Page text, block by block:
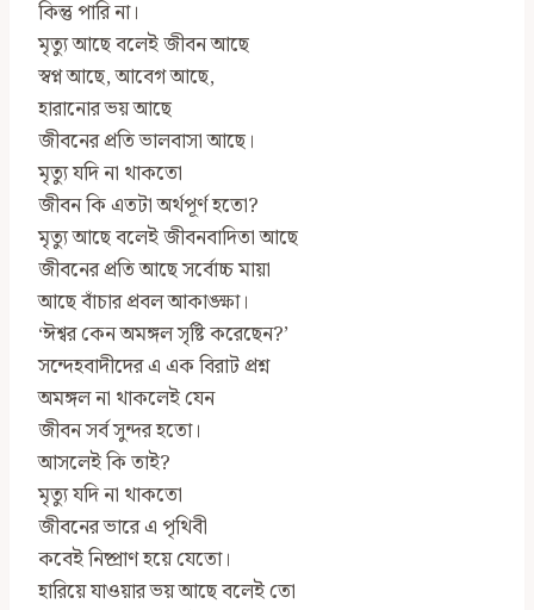
কিন্তু পারি না।
মৃত্যু আছে বলেই জীবন আছে
স্বপ্ন আছে, আবেগ আছে,
হারানোর ভয় আছে
জীবনের প্রতি ভালবাসা আছে।
মৃত্যু যদি না থাকতো
জীবন কি এতটা অর্থপূর্ণ হতো?
মৃত্যু আছে বলেই জীবনবাদিতা আছে
জীবনের প্রতি আছে সর্বোচ্চ মায়া
আছে বাঁচার প্রবল আকাঙ্ক্ষা।
‘ঈশ্বর কেন অমঙ্গল সৃষ্টি করেছেন?’
সন্দেহবাদীদের এ এক বিরাট প্রশ্ন
অমঙ্গল না থাকলেই যেন
জীবন সর্ব সুন্দর হতো।
আসলেই কি তাই?
মৃত্যু যদি না থাকতো
জীবনের ভারে এ পৃথিবী
কবেই নিষ্প্রাণ হয়ে যেতো।
হারিয়ে যাওয়ার ভয় আছে বলেই তো